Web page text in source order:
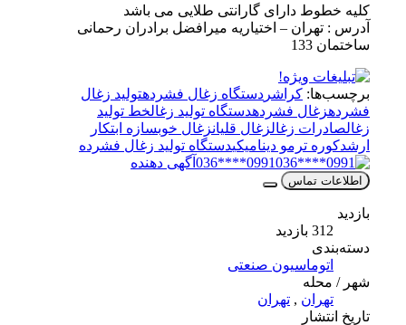
کلیه خطوط دارای گارانتی طلایی می باشد
آدرس : تهران – اختیاریه میرافضل برادران رحمانی
ساختمان 133
برچسب‌ها:کراشردستگاه زغال فشردهتولید زغال
فشردهزغال فشردهدستگاه تولید زغالخط تولید
صادرات زغالزغال قلیان زغال خوبسازه ابتکار
کوره ترمو دینامیکیدستگاه تولید زغال فشرده
0991****036
آگهی دهنده
اطلاعات تماس
دسته‌بندی
اتوماسیون صنعتی
شهر / محله
تهران,تهران
تاریخ انتشار